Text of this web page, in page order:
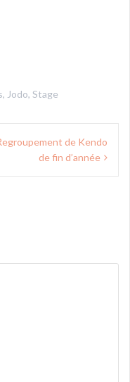
, Jodo, Stage
de Kendo
de fin d’année